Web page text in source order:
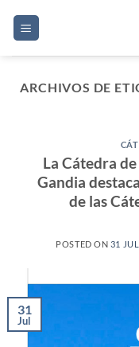
ARCHIVOS DE
La Cátedra
Gandia
de las
POSTED ON 31
31
Jul